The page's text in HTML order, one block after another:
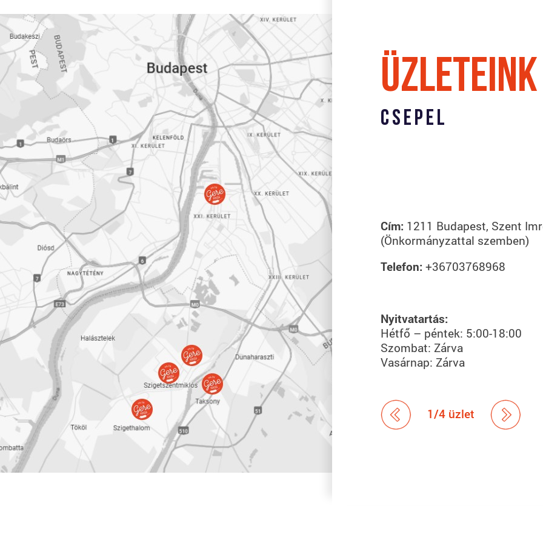
A következő szakaszban a Gere Pékség üzleteinek elérhetőségeit és nyitvatartását találja. A háttérben látható térkép
üzleteink
Taksony
Telefon:
+36 70 376 8961
Címünk:2335 Taksony, Fő út 47.
Nyitvatartás:
Hétfő-péntek: 5:00-16:00
Szombat: 5:00-12:00
Vasárnap: Zárva
Csepel
Cím: 1211 Budapest, Szent
(Önkormányzattal szemben)
Telefon: +36703768968
Nyitvatartás:
Hétfő – péntek: 5:00-18:00
Szombat: Zárva
Vasárnap: Zárva
1/4 üzlet